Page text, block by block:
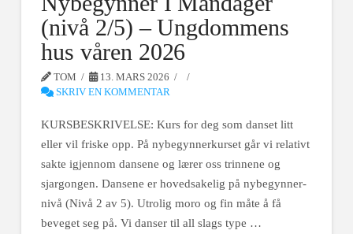
(nivå 2/5) – Ungdommens
hus våren 2026
TOM
13. MARS 2026
SKRIV EN KOMMENTAR
KURSBESKRIVELSE: Kurs for deg som danset litt
eller vil friske opp. På nybegynnerkurset går vi relativt
sakte igjennom dansene og lærer oss trinnene og
sjargongen. Dansene er hovedsakelig på nybegynner-
nivå (Nivå 2 av 5). Utrolig moro og fin måte å få
beveget seg på. Vi danser til all slags type …